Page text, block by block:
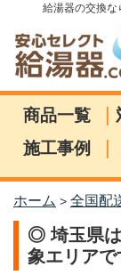
給湯器の交換
商品一覧 |
施工事例
|
ホーム > 全国配
◎ 埼玉県
象エリアで